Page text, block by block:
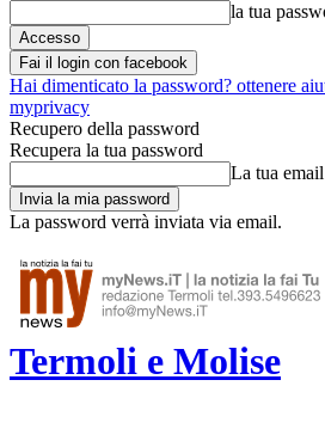
la tua
Fai il login con facebook
Hai dimenticato la password? ottenere
myprivacy
Recupero della password
Recupera la tua password
La tua email
La password verrà inviata via email.
Termoli e Molise